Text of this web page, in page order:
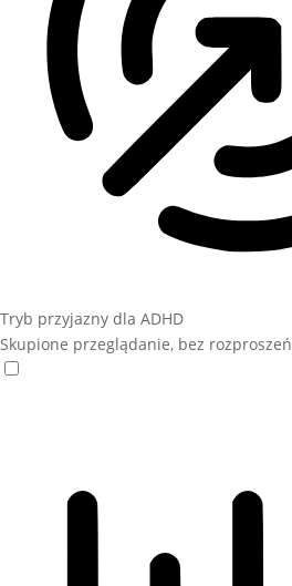
Tryb przyjazny dla ADHD
Skupione przeglądanie, bez rozproszeń